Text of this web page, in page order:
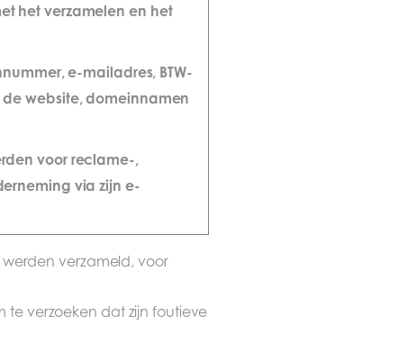
het verzamelen en het
e-mailadres, BTW-
website, domeinnamen
voor reclame-,
via zijn e-
verzameld, voor
verzoeken dat zijn foutieve